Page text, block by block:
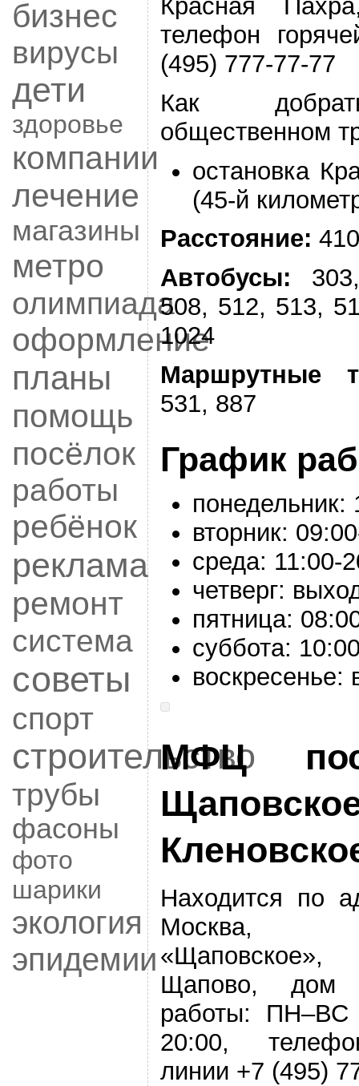
бизнес
вирусы
дети
здоровье
компании
лечение
магазины
метро
олимпиада
оформление
планы
помощь
посёлок
работы
ребёнок
реклама
ремонт
система
советы
спорт
строительство
трубы
фасоны
фото
шарики
экология
эпидемии
Красная
телефон
(495) 777-77-77
Как
общественном
остановка
(45-й
Расстояние:
Автобусы:
508, 512, 513,
1024
Маршрутные
531, 887
График
понедельник:
вторник:
среда: 11:00-
четверг:
пятница:
суббота:
воскресенье:
МФЦ
Находится по
Москва,
Щапово,
работы:
20:00,
линии +7 (495)